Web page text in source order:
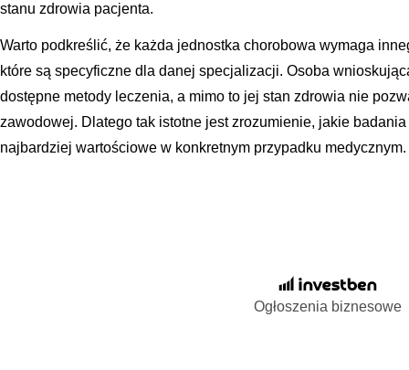
stanu zdrowia pacjenta.
Warto podkreślić, że każda jednostka chorobowa wymaga
które są specyficzne dla danej specjalizacji. Osoba
dostępne metody leczenia, a mimo to jej stan zdrowia nie
zawodowej. Dlatego tak istotne jest zrozumienie, jakie
najbardziej wartościowe w konkretnym przypadku medycznym.
Ogłoszenia biznesowe